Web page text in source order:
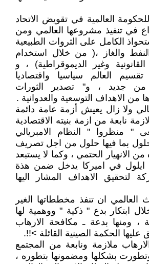
العالمية في تقويض الاتحاد
في تنفيذ مشروعها العالمي ومن
الكامل على الثروات الطبيعية
والغاز ،( من خلال استخدام
وغير الديموقراطية) ، و
العالم سياسيا واقتصاديا
من جديد ، و" تصدير الثورات
من الاهداف التوسعية والعدوانية .
ولا زال يعيش أزمة عامة دائمة
نابعة من ازمة بنيته الاقتصادية
" منظروا " النظام الامبريالي
بما فيها حلول من اجل تصريف
الانهيار الحتمي ، وكما لا يستبعد
ان ما حدث في 11 ايلول في اميركا يدخل ضمن هذة
لتحقيق الاهداف المشار اليها
العالمي ان تنفذ مخططاتها الغير
ابتكار بدع " ذكية " ووهمية لها
، ومنها بدعة ـ مكافحة الارهاب
عليها الحكمة الصينية القائلة >!!.
ملازمة ونابعة من المجتمع
وتطورت بشكلها ومضمونها بتطوره ،